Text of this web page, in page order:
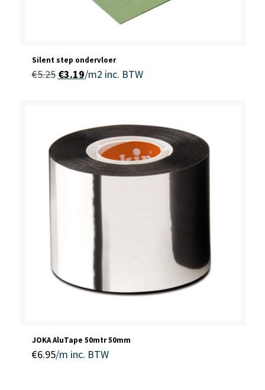
Silent step ondervloer
€5.25 Oorspronkelijke
€3.19Huidige
/m2 inc. BTW
JOKA AluTape 50mtr 50mm
€6.95/m inc. BTW